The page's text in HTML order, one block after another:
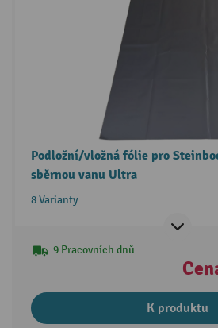
Podložní/vložná fólie pro
sběrnou vanu Ultra
8 Varianty
9 Pracovních dnů
K produktu